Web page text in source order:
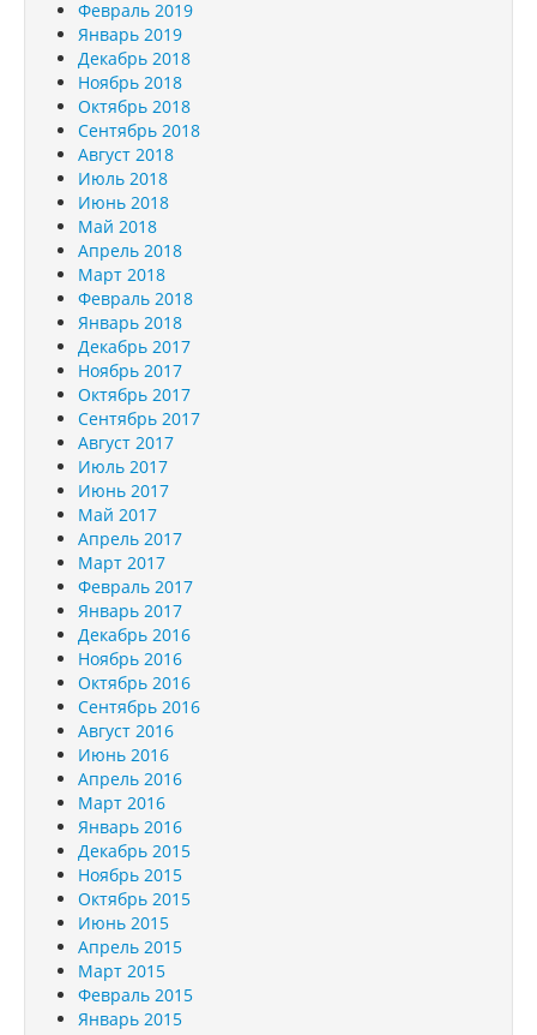
Февраль 2019
Январь 2019
Декабрь 2018
Ноябрь 2018
Октябрь 2018
Сентябрь 2018
Август 2018
Июль 2018
Июнь 2018
Май 2018
Апрель 2018
Март 2018
Февраль 2018
Январь 2018
Декабрь 2017
Ноябрь 2017
Октябрь 2017
Сентябрь 2017
Август 2017
Июль 2017
Июнь 2017
Май 2017
Апрель 2017
Март 2017
Февраль 2017
Январь 2017
Декабрь 2016
Ноябрь 2016
Октябрь 2016
Сентябрь 2016
Август 2016
Июнь 2016
Апрель 2016
Март 2016
Январь 2016
Декабрь 2015
Ноябрь 2015
Октябрь 2015
Июнь 2015
Апрель 2015
Март 2015
Февраль 2015
Январь 2015